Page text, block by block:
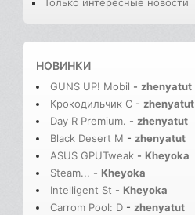
Только интересные новости
НОВИНКИ
GUNS UP! Mobil - zhenyatut
Крокодильчик С - zhenyatut
Day R Premium. - zhenyatut
Black Desert M - zhenyatut
ASUS GPUTweak - Kheyoka
Steam... - Kheyoka
Intelligent St - Kheyoka
Carrom Pool: D - zhenyatut